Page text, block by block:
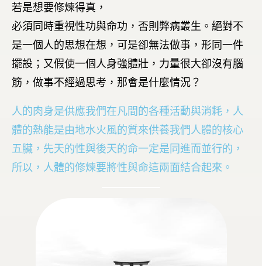
若是想要修煉得真，
必須同時重視性功與命功，否則弊病叢生。絕對不
是一個人的思想在想，可是卻無法做事，形同一件
擺設；又假使一個人身強體壯，力量很大卻沒有腦
筋，做事不經過思考，那會是什麼情況？
人的肉身是供應我們在凡間的各種活動與消耗，人
體的熱能是由地水火風的質來供養我們人體的核心
五臟，先天的性與後天的命一定是同進而並行的，
所以，人體的修煉要將性與命這兩面結合起來。